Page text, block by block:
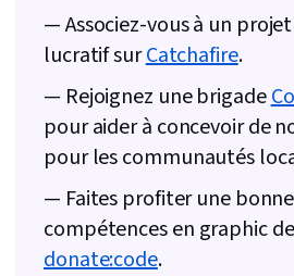
— Associez-vous à un
lucratif surCatchafire.
— Rejoignez une brigade
pour aider à concevoir de
pour les communautés
— Faites profiter une
compétences en graphic
donate:code.